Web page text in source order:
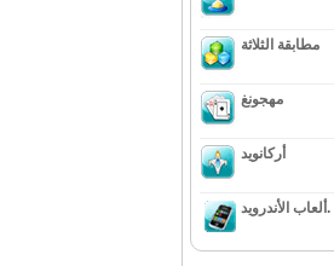
مطابقة الثلاثة
مهجونغ
أركانويد
ألعاب الأندرويد.